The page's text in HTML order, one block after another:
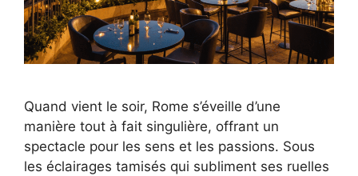
Quand vient le soir, Rome s’éveille d’une
manière tout à fait singulière, offrant un
spectacle pour les sens et les passions. Sous
les éclairages tamisés qui subliment ses ruelles